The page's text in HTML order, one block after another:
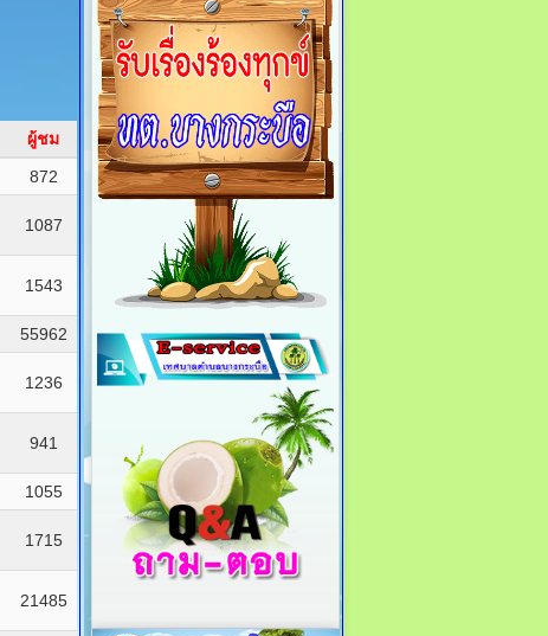
ผู้ชม
872
1087
1543
55962
1236
941
1055
1715
21485